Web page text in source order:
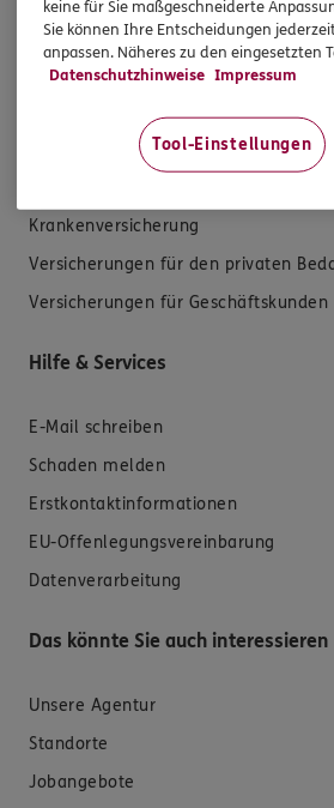
Produkte
Zahnversicherungen
Krankenversicherung
Versicherungen für den privaten
Versicherungen für Geschäftskunden
Hilfe & Services
E-Mail schreiben
Schaden melden
Erstkontaktinformationen
EU-Offenlegungsvereinbarung
Datenverarbeitung
Das könnte Sie auch interessieren
Unsere Agentur
Standorte
Jobangebote
keine für Sie maßgeschneiderte
Sie können Ihre Entscheidungen
anpassen. Näheres zu den eingesetzten
Datenschutzhinweise Impressum
Tool-Einstellungen